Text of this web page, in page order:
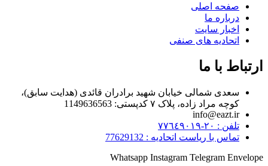
صفحه اصلی
درباره ما
اخبار سایت
اتحادیه های صنفی
ارتباط با ما
سعدی شمالی خیابان شهید برادران قائدی (هدایت سابق)،
کوچه مراد زاده، پلاک ۷ کدپستی: 1149636563
info@eazt.ir
تلفن : ٢٠-٧٧٦٤٩٠١٩
تماس با ریاست اتحادیه : 77629132
Whatsapp Instagram Telegram Envelope